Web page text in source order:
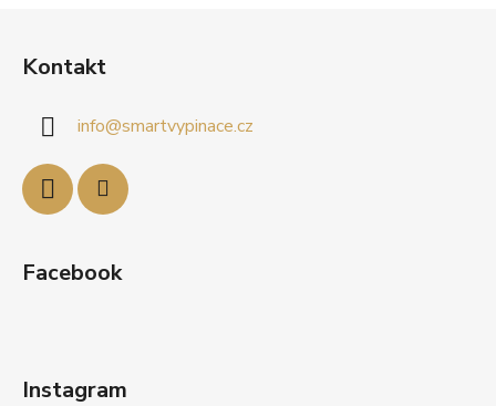
Kontakt
info@smartvypinace.cz
Facebook
Instagram